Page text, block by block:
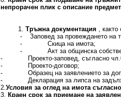
непрорачен плик с описание
1. Тръжна документация , както
- Заповед за провеждането на
- Скица на имота;
- Акт за общинска
- Проекто-заповед, съгласно
- Проекто-договор;
- Образец на заявлението за
- Декларация за липса на
2.Условия за оглед на имота
3. Краен срок за приемане на